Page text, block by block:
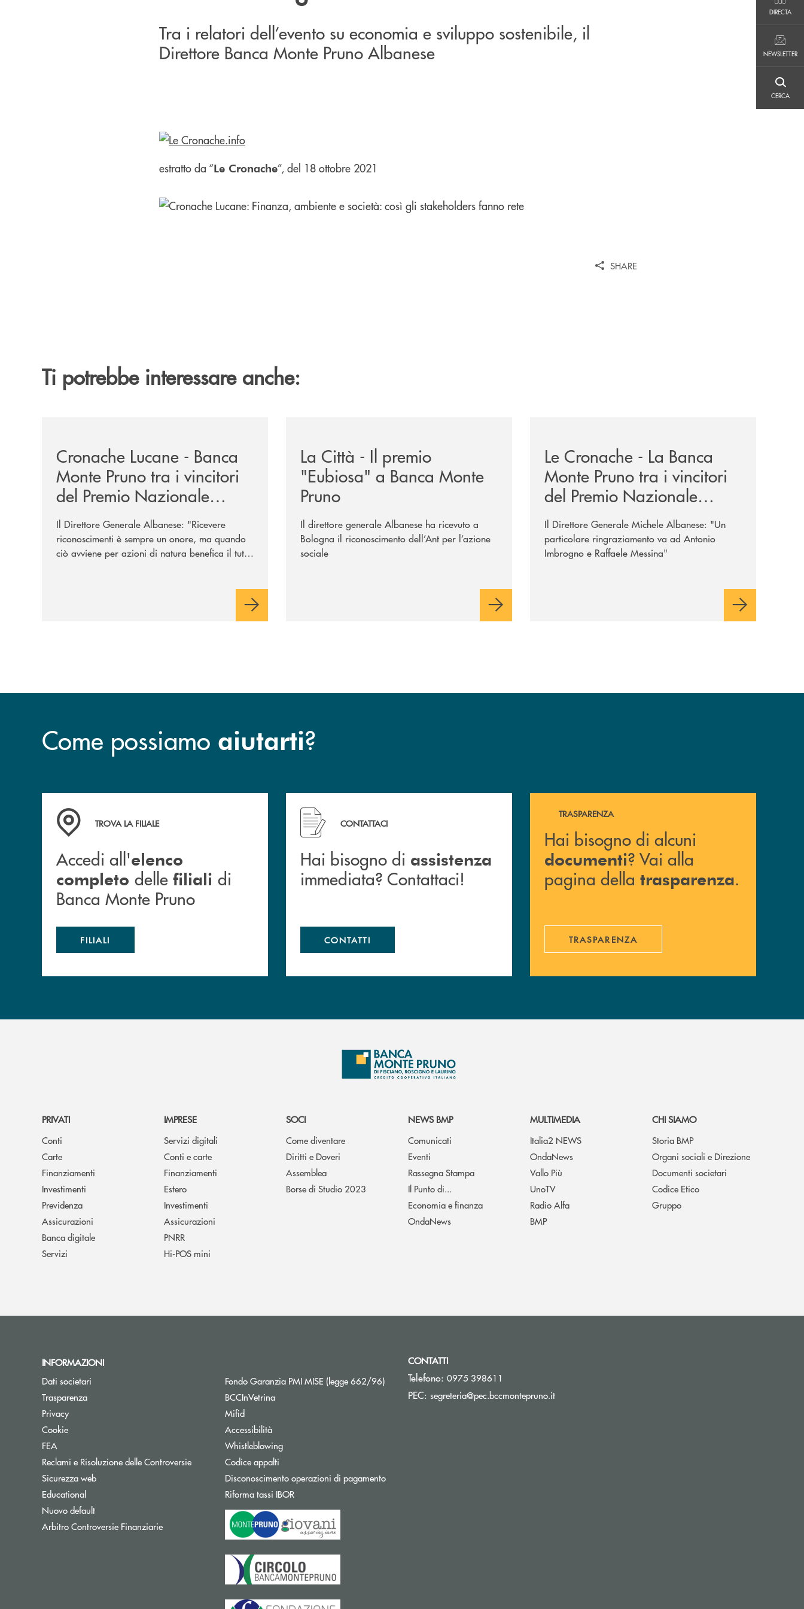
DIRECTA
NEWSLETTER
CERCA
Tra i relatori dell’evento su economia e sviluppo sostenibile, il
Direttore Banca Monte Pruno Albanese
estratto da “Le Cronache”, del 18 ottobre 2021
SHARE
Ti potrebbe interessare anche:
Cronache Lucane - Banca
Monte Pruno tra i vincitori
del Premio Nazionale
Eubiosa Ant
Il Direttore Generale Albanese: "Ricevere
riconoscimenti è sempre un onore, ma quando
ciò avviene per azioni di natura benefica il tutto
La Città - Il premio
"Eubiosa" a Banca Monte
Pruno
Il direttore generale Albanese ha ricevuto a
Bologna il riconoscimento dell’Ant per l’azione
sociale
Le Cronache - La Banca
Monte Pruno tra i vincitori
del Premio Nazionale
Eubiosa di ANT Italia
Il Direttore Generale Michele Albanese: "Un
particolare ringraziamento va ad Antonio
Imbrogno e Raffaele Messina"
Come possiamo aiutarti?
Accedi all' elenco completo&nbsp; delle&nbsp; filiali&nbsp; di Banca Monte Pruno
TROVA LA FILIALE
Accedi all'elenco
completo delle filiali di
Banca Monte Pruno
FILIALI
Hai bisogno di assistenza immediata? Contattaci!
CONTATTACI
Hai bisogno di assistenza
immediata? Contattaci!
CONTATTI
Hai bisogno di alcuni documenti ? Vai alla pagina della
TRASPARENZA
Hai bisogno di alcuni
documenti? Vai alla
pagina della trasparenza.
TRASPARENZA
PRIVATI
Conti
Carte
Finanziamenti
Investimenti
Previdenza
Assicurazioni
Banca digitale
Servizi
IMPRESE
Servizi digitali
Conti e carte
Finanziamenti
Estero
Investimenti
Assicurazioni
PNRR
Hi-POS mini
SOCI
Come diventare
Diritti e Doveri
Assemblea
Borse di Studio 2023
NEWS BMP
Comunicati
Eventi
Rassegna Stampa
Il Punto di...
Economia e finanza
OndaNews
MULTIMEDIA
Italia2 NEWS
OndaNews
Vallo Più
UnoTV
Radio Alfa
BMP
CHI SIAMO
Storia BMP
Organi sociali e Direzione
Documenti societari
Codice Etico
Gruppo
INFORMAZIONI
Dati societari
Trasparenza
Privacy
Cookie
FEA
Reclami e Risoluzione delle Controversie
Sicurezza web
Educational
Nuovo default
Arbitro Controversie FinanziarieApre una nuova finestra
Fondo Garanzia PMI MISE (legge 662/96)Apre una nuova finestra
BCCInVetrina
Mifid
Accessibilità
Whistleblowing
Codice appalti
Disconoscimento operazioni di pagamento
Riforma tassi IBORApre una nuova finestra
CONTATTI
Telefono: 0975 398611
PEC: segreteria@pec.bccmontepruno.it(si apre l’app di posta elettronica)